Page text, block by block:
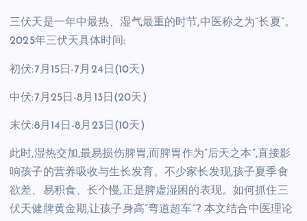
三伏天是一年中最热、湿气最重的时节,中医称之为”长夏”。
2025年三伏天具体时间:
初伏:7月15日-7月24日(10天)
中伏:7月25日-8月13日(20天)
末伏:8月14日-8月23日(10天)
此时,湿热交加,最易损伤脾胃,而脾胃作为”后天之本”,直接影
响孩子的营养吸收与生长发育。不少家长发现,孩子夏季食
欲差、易积食、长个慢,正是脾虚湿困的表现。如何抓住三
伏天健脾黄金期,让孩子身高”弯道超车”? 本文结合中医理论